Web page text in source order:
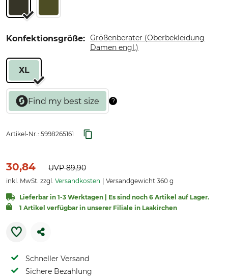
Konfektionsgröße: Größenberater (Oberbekleidung
Damen engl.)
XL
Artikel-Nr.: 5998265161
30,84 UVP89,90
inkl. MwSt. zzgl. Versandkosten Versandgewicht 360 g
Lieferbar in 1-3 Werktagen | Es sind noch 6 Artikel auf Lager.
1 Artikel verfügbar in unserer Filiale in Laakirchen
Schneller Versand
Sichere Bezahlung